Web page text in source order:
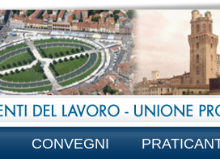
CONVEGNI